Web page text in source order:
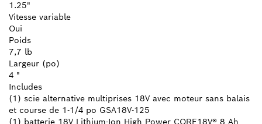
1.25"
Vitesse variable
Oui
Poids
7,7 lb
Largeur (po)
4 "
Includes
(1) scie alternative multiprises 18V avec moteur sans balais
et course de 1-1/4 po GSA18V-125
(1) batterie 18V Lithium-Ion High Power CORE18V® 8 Ah